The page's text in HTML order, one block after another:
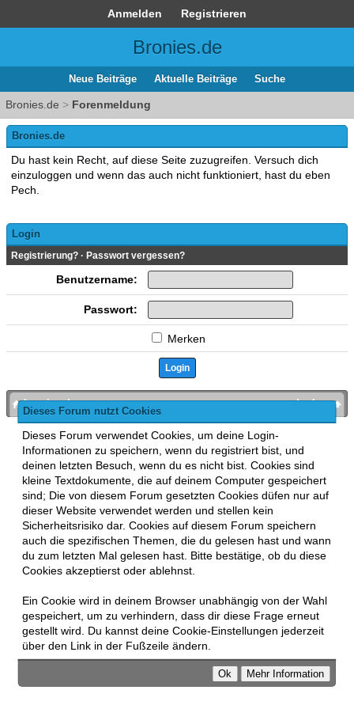
Anmelden Registrieren
Bronies.de
Neue Beiträge Aktuelle Beiträge Suche
Bronies.de > Forenmeldung
Dieses Forum nutzt Cookies
Dieses Forum verwendet Cookies, um deine Login-
Informationen zu speichern, wenn du registriert bist, und
deinen letzten Besuch, wenn du es nicht bist. Cookies sind
kleine Textdokumente, die auf deinem Computer gespeichert
sind; Die von diesem Forum gesetzten Cookies düfen nur auf
dieser Website verwendet werden und stellen kein
Sicherheitsrisiko dar. Cookies auf diesem Forum speichern
auch die spezifischen Themen, die du gelesen hast und wann
du zum letzten Mal gelesen hast. Bitte bestätige, ob du diese
Cookies akzeptierst oder ablehnst.
Ein Cookie wird in deinem Browser unabhängig von der Wahl
gespeichert, um zu verhindern, dass dir diese Frage erneut
gestellt wird. Du kannst deine Cookie-Einstellungen jederzeit
über den Link in der Fußzeile ändern.
Bronies.de
Du hast kein Recht, auf diese Seite zuzugreifen. Versuch dich
einzuloggen und wenn das auch nicht funktioniert, hast du eben
Pech.
Login
Registrierung? · Passwort vergessen?
Benutzername:
Passwort:
Merken
nach oben
bronies.de
MyBB , mobile Fassung: MyBB GoMobile
Zur Desktop-Version wechseln
This forum usesLukasz TkaczMyBB addons.